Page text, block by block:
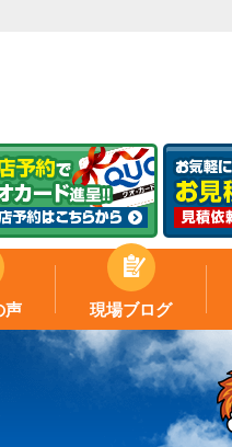
声 現場ブログ